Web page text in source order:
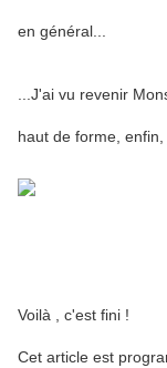
en général...
...J'ai vu revenir
haut de forme, enfin,
Voilà , c'est fini !
Cet article est